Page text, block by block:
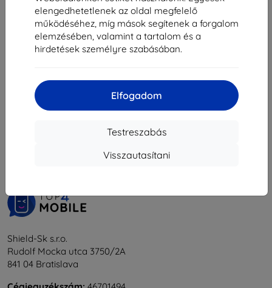
elengedhetetlenek az oldal megfelelő
működéséhez, míg mások segítenek a forgalom
elemzésében, valamint a tartalom és a
hirdetések személyre szabásában.
Elfogadom
Testreszabás
Visszautasítani
Raktáron > 5 darab Raktáron > 5 darab
Összes találat6.
Shield-Sk s.r.o.
Rudolf Mocka utca 3750/2A
841 04 Bratislava